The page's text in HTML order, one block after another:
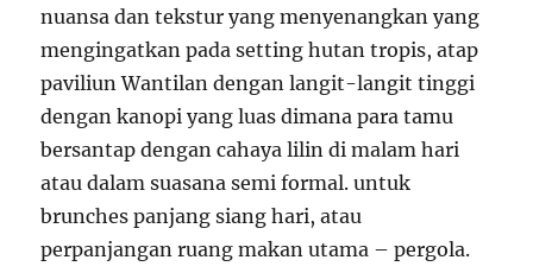
nuansa dan tekstur yang menyenangkan yang
mengingatkan pada setting hutan tropis, atap
paviliun Wantilan dengan langit-langit tinggi
dengan kanopi yang luas dimana para tamu
bersantap dengan cahaya lilin di malam hari
atau dalam suasana semi formal. untuk
brunches panjang siang hari, atau
perpanjangan ruang makan utama – pergola.